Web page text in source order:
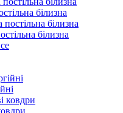
білизна
білизна